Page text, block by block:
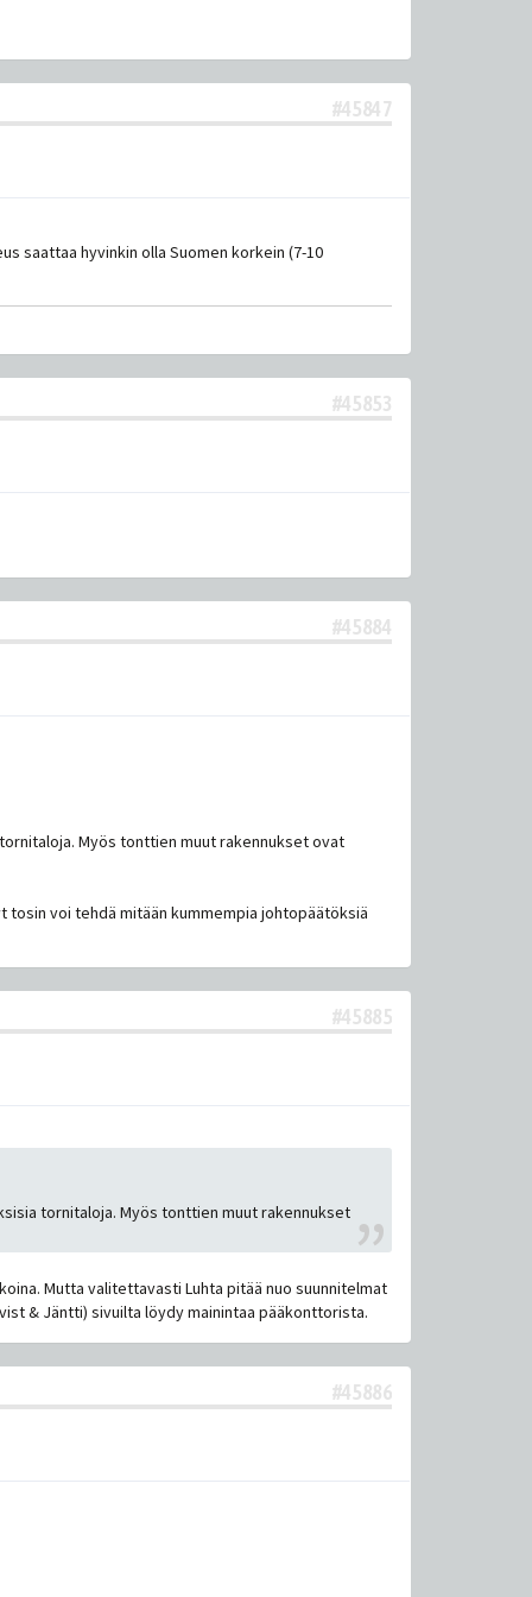
#45847
saattaa hyvinkin olla Suomen korkein (7-10
#45853
#45884
Myös tonttien muut rakennukset ovat
voi tehdä mitään kummempia johtopäätöksiä
#45885
tornitaloja. Myös tonttien muut rakennukset
Mutta valitettavasti Luhta pitää nuo suunnitelmat
& Jäntti) sivuilta löydy mainintaa pääkonttorista.
#45886